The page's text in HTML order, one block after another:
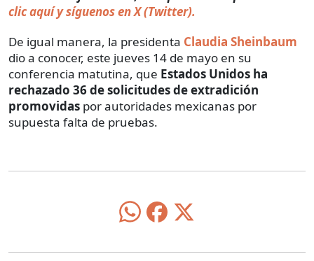
clic aquí y síguenos en X (Twitter).
De igual manera, la presidenta Claudia Sheinbaum
dio a conocer, este jueves 14 de mayo en su
conferencia matutina, que Estados Unidos ha
rechazado 36 de solicitudes de extradición
promovidas por autoridades mexicanas por
supuesta falta de pruebas.